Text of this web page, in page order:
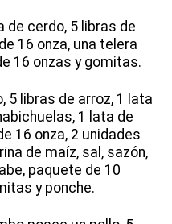
de cerdo, 5 libras de
16 onza, una telera
16 onzas y gomitas.
5 libras de arroz, 1 lata
1 lata de
16 onza, 2 unidades
de maíz, sal, sazón,
paquete de 10
y ponche.